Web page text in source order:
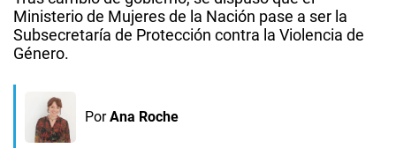
Ministerio de Mujeres de la Nación pase a ser la
Subsecretaría de Protección contra la Violencia de
Género.
Por Ana Roche